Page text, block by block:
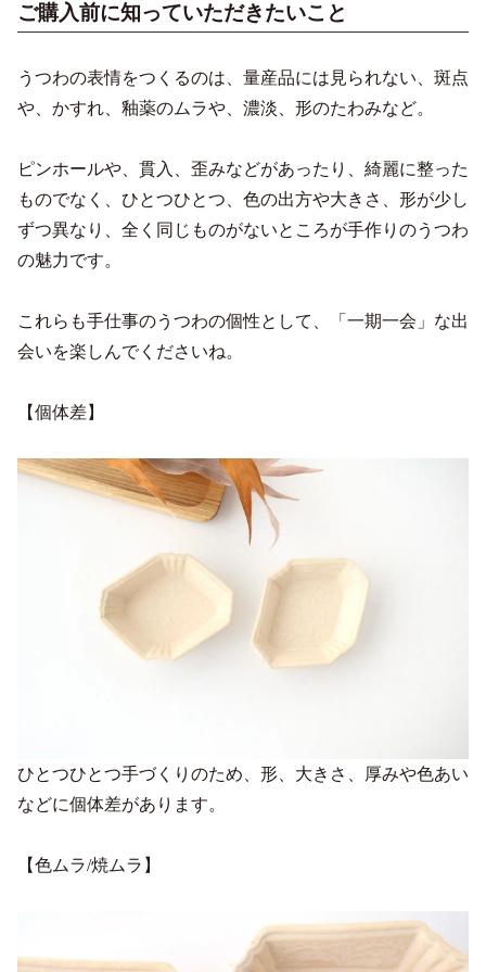
ご購入前に知っていただきたいこと
うつわの表情をつくるのは、量産品には見られない、斑点
や、かすれ、釉薬のムラや、濃淡、形のたわみなど。
ピンホールや、貫入、歪みなどがあったり、綺麗に整った
ものでなく、ひとつひとつ、色の出方や大きさ、形が少し
ずつ異なり、全く同じものがないところが手作りのうつわ
の魅力です。
これらも手仕事のうつわの個性として、「一期一会」な出
会いを楽しんでくださいね。
【個体差】
ひとつひとつ手づくりのため、形、大きさ、厚みや色あい
などに個体差があります。
【色ムラ/焼ムラ】